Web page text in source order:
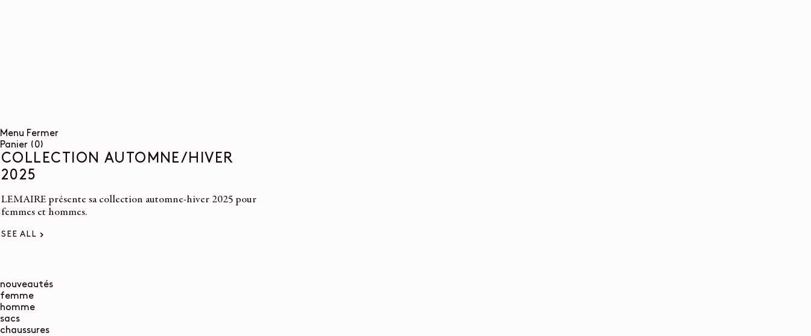
Menu Fermer
Panier (0)
article
nouveautés
femme
homme
sacs
chaussures
COLLECTION AUTOMNE/HIVER
2025
LEMAIRE présente sa collection automne-hiver 2025 pour
femmes et hommes.
SEE ALL